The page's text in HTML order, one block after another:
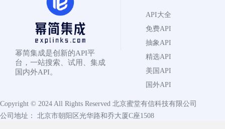
幂简集成是创新的API平
台，一站搜索、试用、集成
国内外API。
API大全
免费API
抽象API
精选API
美国API
国外API
Copyright © 2024 All Rights Reserved 北京蜜堂有信科技有限公司
公司地址： 北京市朝阳区光华路和乔大厦C座1508